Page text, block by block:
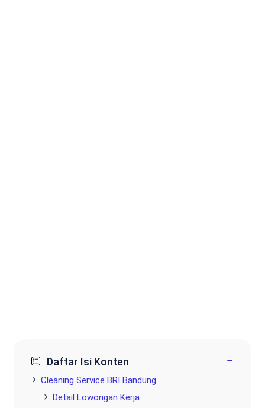
Daftar Isi Konten −
Cleaning Service BRI Bandung
Detail Lowongan Kerja